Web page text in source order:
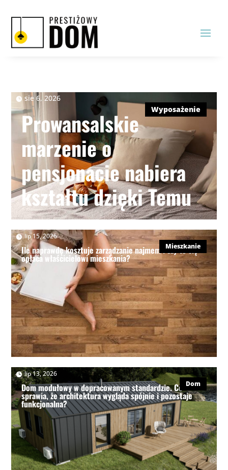
Prowansalskie
marzenie o
pensjonacie nabiera
kształtu dzięki Temu
sie 6, 2026
Wyposażenie
Ile naprawdę kosztuje zarządzanie najmem i czy to się
opłaca właścicielowi mieszkania?
lip 15, 2026|
Mieszkanie
Dom modułowy w dopracowanym standardzie. Co
sprawia, że architektura wygląda spójnie i pozostaje
funkcjonalna?
lip 13, 2026
Dom